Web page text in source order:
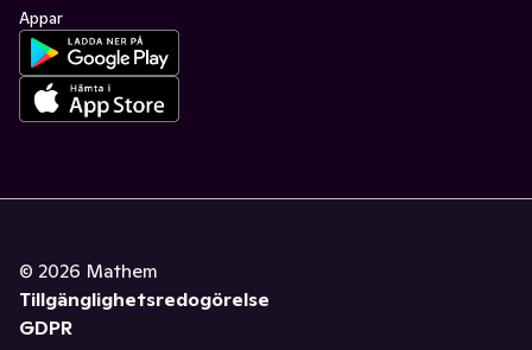
Appar
© 2026 Mathem
Tillgänglighetsredogörelse
GDPR